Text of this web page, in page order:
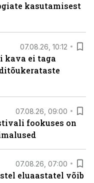
kasutamisest
07.08.26, 10:12
kava ei taga
07.08.26, 09:00
fookuses on
07.08.26, 07:00
eluaastatel võib